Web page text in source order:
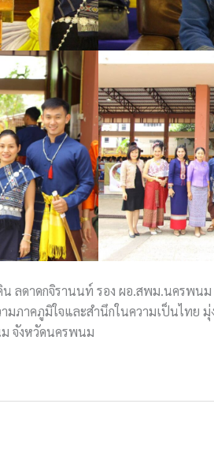
ดาดกจิรานนท์ รอง ผอ.สพม.นครพนม
ภาคภูมิใจและสำนึกในความเป็นไทย
จังหวัดนครพนม